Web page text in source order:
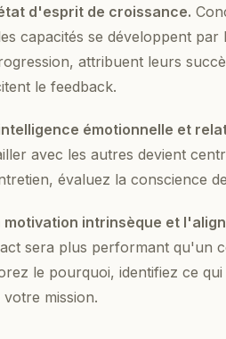
d'esprit de croissance.
capacités se développent
attribuent leurs
le feedback.
émotionnelle et
avec les autres devient
évaluez la conscience
motivation intrinsèque et
sera plus performant qu'un
le pourquoi, identifiez ce
votre mission.